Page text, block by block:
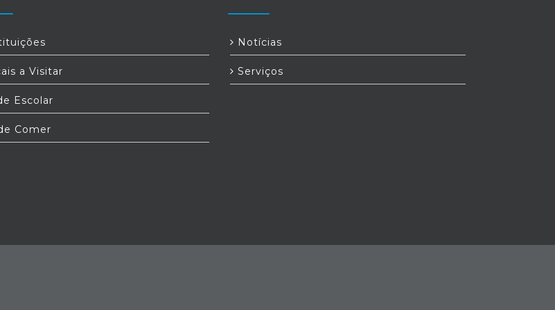
a Visitar
Escolar
Comer
Notícias
Serviços